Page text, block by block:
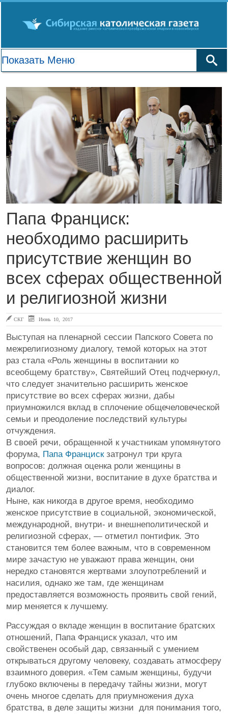
Папа Франциск:
необходимо расширить
присутствие женщин во
всех сферах общественной
и религиозной жизни
СКГ Июнь 10, 2017
Выступая на пленарной сессии Папского Совета по
межрелигиозному диалогу, темой которых на этот
раз стала «Роль женщины в воспитании ко
всеобщему братству», Святейший Отец подчеркнул,
что следует значительно расширить женское
присутствие во всех сферах жизни, дабы
приумножился вклад в сплочение общечеловеческой
семьи и преодоление последствий культуры
отчуждения.
В своей речи, обращенной к участникам упомянутого
форума, Папа Францискзатронул три круга
вопросов: должная оценка роли женщины в
общественной жизни, воспитание в духе братства и
диалог.
Ныне, как никогда в другое время, необходимо
женское присутствие в социальной, экономической,
международной, внутри- и внешнеполитической и
религиозной сферах, — отметил понтифик. Это
становится тем более важным, что в современном
мире зачастую не уважают права женщин, они
нередко становятся жертвами злоупотреблений и
насилия, однако же там, где женщинам
предоставляется возможность проявить свой гений,
мир меняется к лучшему.
Рассуждая о вкладе женщин в воспитание братских
отношений, Папа Франциск указал, что им
свойственен особый дар, связанный с умением
открываться другому человеку, создавать атмосферу
взаимного доверия. «Тем самым женщины, будучи
глубоко включены в передачу тайны жизни, могут
очень многое сделать для приумножения духа
братства, в деле защиты жизни для понимания того,